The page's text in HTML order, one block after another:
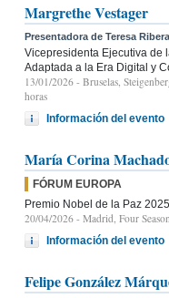
Margrethe Vestager
Presentadora de Teresa
Vicepresidenta Ejecutiva de
Adaptada a la Era Digital y
13/01/2026 - Bruselas,
horas
Información del evento
María Corina
FÓRUM EUROPA
Premio Nobel de la Paz
20/04/2026 - Madrid, Four
Información del evento
Felipe González